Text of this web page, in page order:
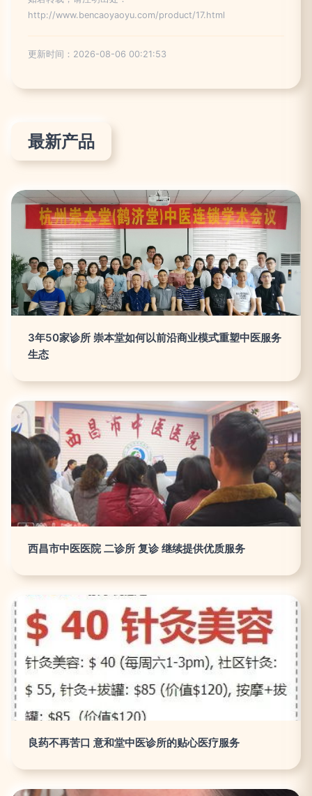
http://www.bencaoyaoyu.com/product/17.html
更新时间：2026-08-06 00:21:53
最新产品
3年50家诊所 崇本堂如何以前沿商业模式重塑中医服务
生态
西昌市中医医院 二诊所 复诊 继续提供优质服务
良药不再苦口 意和堂中医诊所的贴心医疗服务